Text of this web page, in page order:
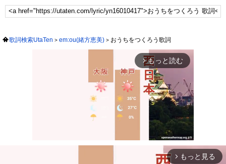
歌詞検索UtaTen em:ou(緒方恵美) おうちをつくろう歌詞
arrow_forward_ios もっと読む
arrow_forward_ios もっと見る